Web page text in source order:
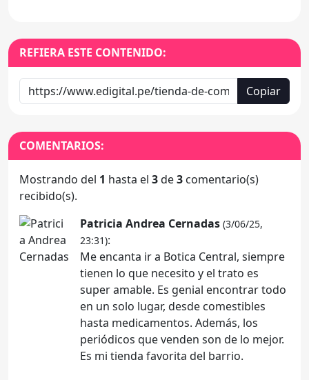
REFIERA ESTE CONTENIDO:
Copiar
COMENTARIOS:
Mostrando del 1 hasta el 3de3 comentario(s)
recibido(s).
Patricia Andrea Cernadas (3/06/25,
23:31):
Me encanta ir a Botica Central, siempre
tienen lo que necesito y el trato es
super amable. Es genial encontrar todo
en un solo lugar, desde comestibles
hasta medicamentos. Además, los
periódicos que venden son de lo mejor.
Es mi tienda favorita del barrio.